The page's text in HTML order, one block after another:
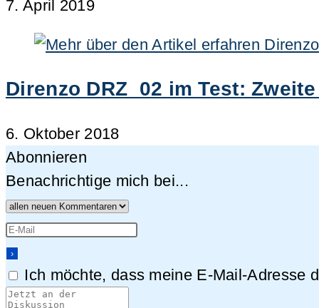
7. April 2019
Direnzo DRZ_02 im Test:
6. Oktober 2018
Abonnieren
Benachrichtige mich bei...
Ich möchte, dass meine E-Mail-Adresse